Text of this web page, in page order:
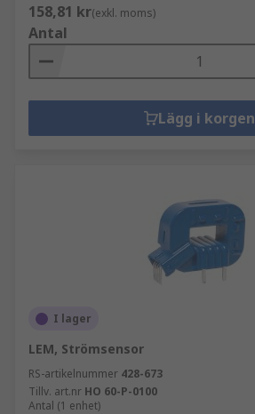
158,81 kr(exkl. moms)
Antal
Lägg i korgen
I lager
LEM, Strömsensor
RS-artikelnummer 428-673
Tillv. art.nr HO 60-P-0100
Antal (1 enhet)